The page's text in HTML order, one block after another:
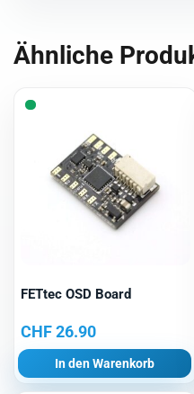
Ähnliche
FETtec OSD Board
CHF26.90
In den Warenkorb